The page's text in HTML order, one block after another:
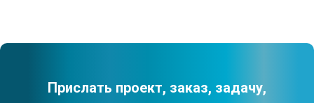
Прислать проект, заказ, задачу,